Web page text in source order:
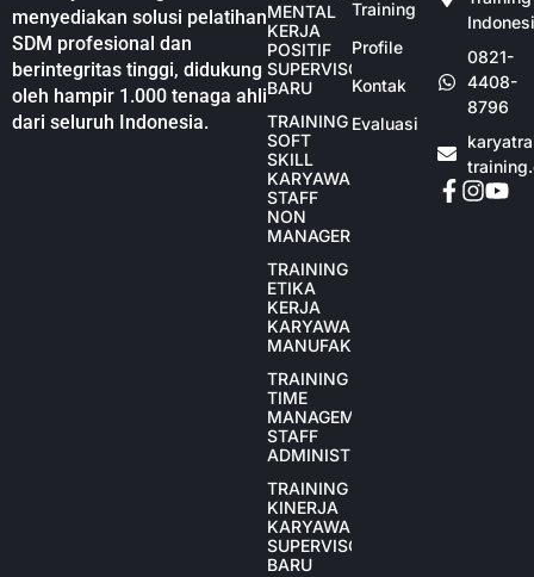
menyediakan solusi pelatihan
SDM profesional dan
berintegritas tinggi, didukung
oleh hampir 1.000 tenaga ahli
dari seluruh Indonesia.
MENTAL
KERJA
POSITIF
SUPERVISOR
BARU
TRAINING
SOFT
SKILL
KARYAWAN
STAFF
NON
MANAGER
TRAINING
ETIKA
KERJA
KARYAWAN
MANUFAKTUR
TRAINING
TIME
MANAGEMENT
STAFF
ADMINISTRASI
TRAINING
KINERJA
KARYAWAN
SUPERVISOR
BARU
Training
Profile
Kontak
Evaluasi
0821-
4408-
8796